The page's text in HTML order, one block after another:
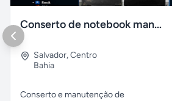
Conserto de notebook manutenção e prevenção
Salvador,Centro
Bahia
Conserto e manutenção de